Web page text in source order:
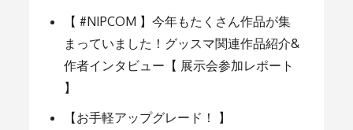
ョ
ン
【 #NIPCOM 】今年もたくさん作品が集
まっていました！グッスマ関連作品紹介&
作者インタビュー【 展示会参加レポート
】
【お手軽アップグレード！ 】